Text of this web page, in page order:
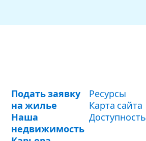
Подать заявку
на жилье
Наша
недвижимость
Ресурсы
Карта сайта
Доступность